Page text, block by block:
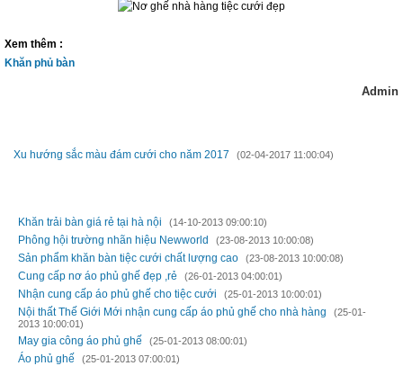
Xem thêm :
Khăn phủ bàn
Admin
Xu hướng sắc màu đám cưới cho năm 2017 (02-04-2017 11:00:04)
Khăn trải bàn giá rẻ tại hà nội (14-10-2013 09:00:10)
Phông hội trường nhãn hiệu Newworld (23-08-2013 10:00:08)
Sản phẩm khăn bàn tiệc cưới chất lượng cao (23-08-2013 10:00:08)
Cung cấp nơ áo phủ ghế đẹp ,rẻ (26-01-2013 04:00:01)
Nhận cung cấp áo phủ ghế cho tiệc cưới (25-01-2013 10:00:01)
Nội thất Thế Giới Mới nhận cung cấp áo phủ ghế cho nhà hàng
(25-01-
2013 10:00:01)
May gia công áo phủ ghế (25-01-2013 08:00:01)
Áo phủ ghế (25-01-2013 07:00:01)